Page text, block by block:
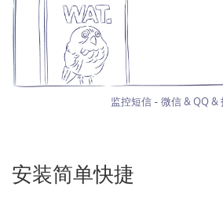
监控短信 - 微信 & QQ &
安装简单快捷